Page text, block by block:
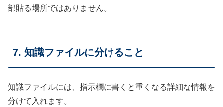
部貼る場所ではありません。
7. 知識ファイルに分けること
知識ファイルには、指示欄に書くと重くなる詳細な情報を
分けて入れます。